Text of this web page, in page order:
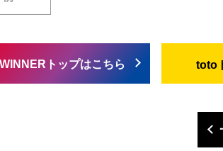
WINNERトップはこちら toto